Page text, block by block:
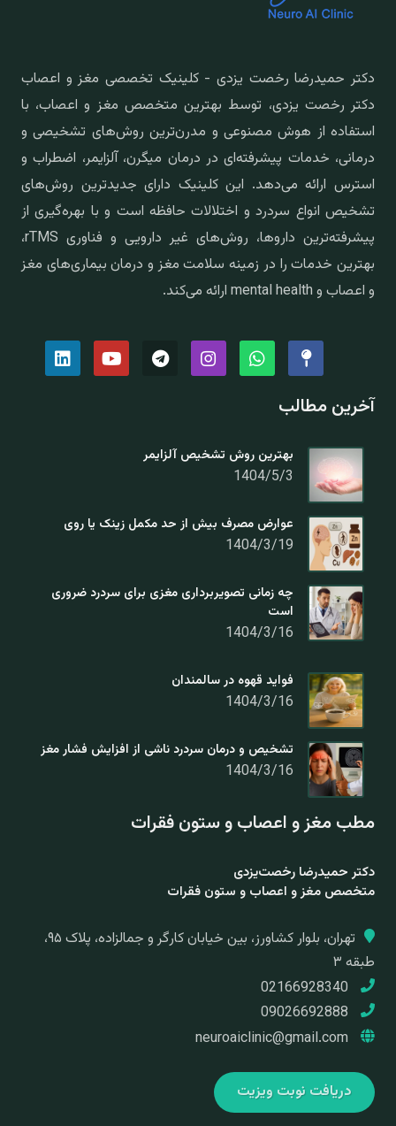
دکتر حمیدرضا رخصت یزدی - کلینیک تخصصی مغز و اعصاب
دکتر رخصت یزدی، توسط بهترین متخصص مغز و اعصاب، با
استفاده از هوش مصنوعی و مدرن‌ترین روش‌های تشخیصی و
درمانی، خدمات پیشرفته‌ای در درمان میگرن، آلزایمر، اضطراب و
استرس ارائه می‌دهد. این کلینیک دارای جدیدترین روش‌های
تشخیص انواع سردرد و اختلالات حافظه است و با بهره‌گیری از
پیشرفته‌ترین داروها، روش‌های غیر دارویی و فناوری rTMS،
بهترین خدمات را در زمینه سلامت مغز و درمان بیماری‌های مغز
و اعصاب و mental health ارائه می‌کند.
آخرین مطالب
بهترین روش تشخیص آلزایمر
1404/5/3
عوارض مصرف بیش از حد مکمل زینک یا روی
1404/3/19
چه زمانی تصویربرداری مغزی برای سردرد ضروری
است
1404/3/16
فواید قهوه در سالمندان
1404/3/16
تشخیص و درمان سردرد ناشی از افزایش فشار مغز
1404/3/16
مطب مغز و اعصاب و ستون فقرات
دکتر حمیدرضا رخصت‌یزدی
متخصص مغز و اعصاب و ستون فقرات
تهران، بلوار کشاورز، بین خیابان کارگر و جمالزاده، پلاک ۹۵،
طبقه ۳
neuroaiclinic@gmail.com
دریافت نوبت ویزیت